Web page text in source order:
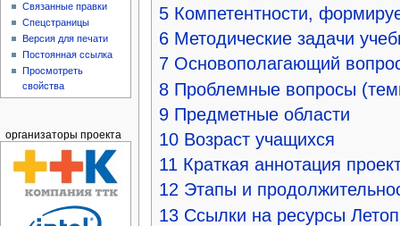
5 Компетентности,
6 Методические задачи
7 Основополагающий
8 Проблемные вопросы
9 Предметные области
10 Возраст учащихся
11 Краткая аннотация
12 Этапы и
13 Ссылки на ресурсы
Связанные правки
Спецстраницы
Версия для печати
Постоянная ссылка
Просмотреть
свойства
организаторы проекта